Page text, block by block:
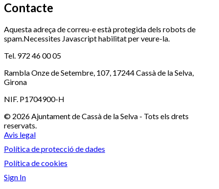
Contacte
Aquesta adreça de correu-e està protegida dels robots de
spam.Necessites Javascript habilitat per veure-la.
Tel. 972 46 00 05
Rambla Onze de Setembre, 107, 17244 Cassà de la Selva,
Girona
NIF. P1704900-H
© 2026 Ajuntament de Cassà de la Selva - Tots els drets
reservats.
Avis legal
Política de protecció de dades
Política de cookies
Sign In